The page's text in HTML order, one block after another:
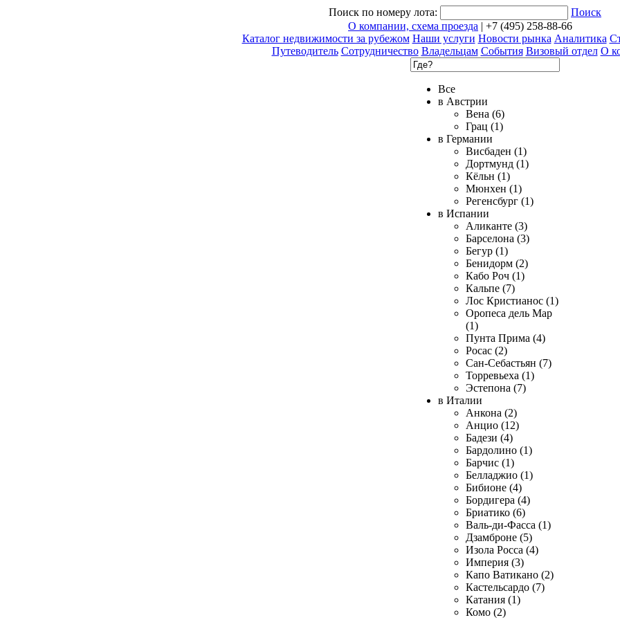
Поиск по номеру лота:
Поиск
О компании, схема проезда | +7 (495) 258-88-66
Каталог недвижимости за рубежом Наши услуги Новости рынка Аналитика
Путеводитель Сотрудничество Владельцам События Визовый отдел О
Все
в Австрии
Вена (6)
Грац (1)
в Германии
Висбаден (1)
Дортмунд (1)
Кёльн (1)
Мюнхен (1)
Регенсбург (1)
в Испании
Аликанте (3)
Барселона (3)
Бегур (1)
Бенидорм (2)
Кабо Роч (1)
Кальпе (7)
Лос Кристианос (1)
Оропеса дель Мар
(1)
Пунта Прима (4)
Росас (2)
Сан-Себастьян (7)
Торревьеха (1)
Эстепона (7)
в Италии
Анкона (2)
Анцио (12)
Бадези (4)
Бардолино (1)
Барчис (1)
Белладжио (1)
Бибионе (4)
Бордигера (4)
Бриатико (6)
Валь-ди-Фасса (1)
Дзамброне (5)
Изола Росса (4)
Империя (3)
Капо Ватикано (2)
Кастельсардо (7)
Катания (1)
Комо (2)